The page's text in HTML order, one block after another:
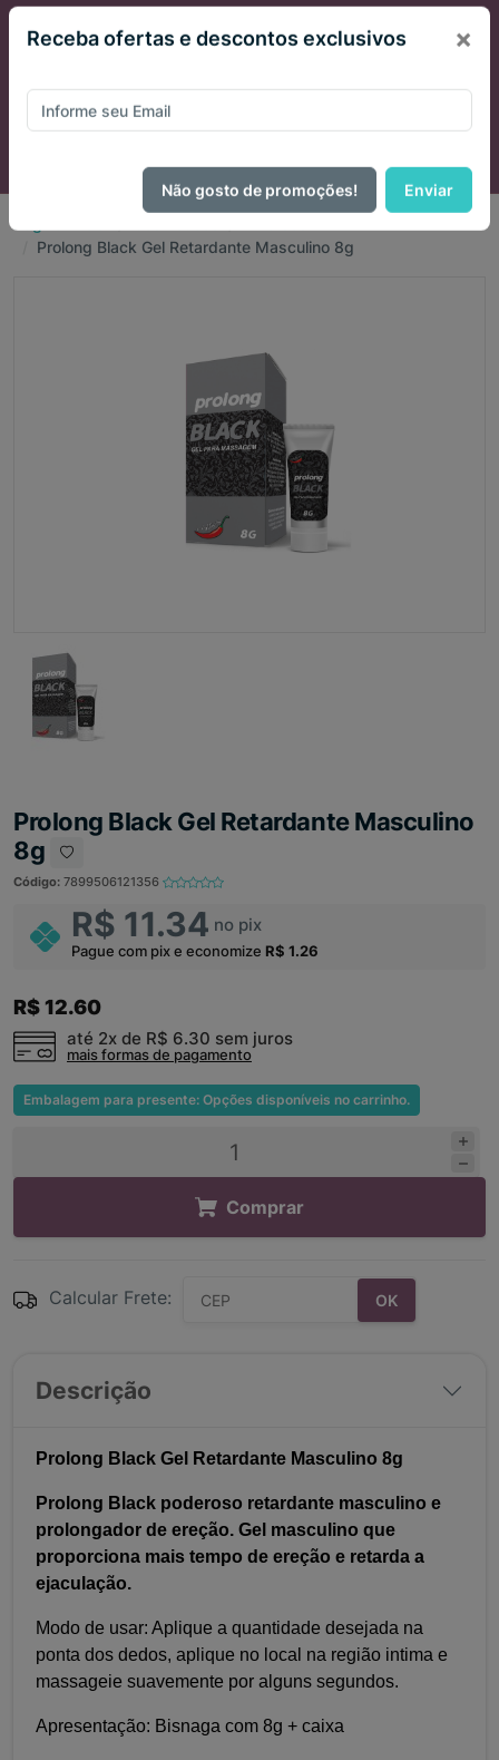
Prolong Black Gel Retardante Masculino 8g
Prolong Black Gel Retardante Masculino
8g
Código: 7899506121356
R$ 11.34 no pix
Pague com pix e economize R$ 1.26
R$ 12.60
até 2x de R$ 6.30 sem juros
mais formas de pagamento
Embalagem para presente: Opções disponíveis no carrinho.
Comprar
Calcular Frete: OK
Descrição
Prolong Black Gel Retardante Masculino 8g
Prolong Black poderoso retardante masculino e
prolongador de ereção. Gel masculino que
proporciona mais tempo de ereção e retarda a
ejaculação.
Modo de usar: Aplique a quantidade desejada na
ponta dos dedos, aplique no local na região intima e
massageie suavemente por alguns segundos.
Apresentação: Bisnaga com 8g + caixa
Receba ofertas e descontos exclusivos ×
Não gosto de promoções! Enviar